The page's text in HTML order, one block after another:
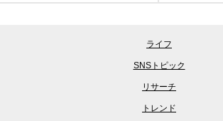
ライフ
SNSトピック
リサーチ
トレンド